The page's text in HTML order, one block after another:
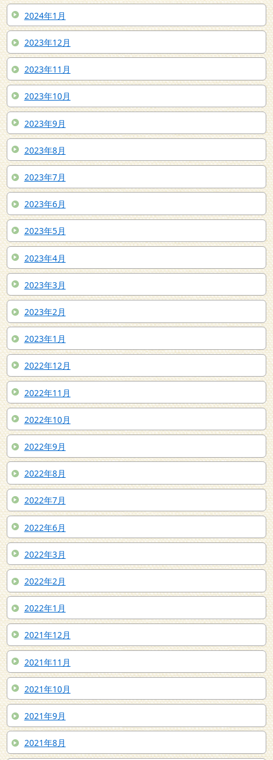
2024年1月
2023年12月
2023年11月
2023年10月
2023年9月
2023年8月
2023年7月
2023年6月
2023年5月
2023年4月
2023年3月
2023年2月
2023年1月
2022年12月
2022年11月
2022年10月
2022年9月
2022年8月
2022年7月
2022年6月
2022年3月
2022年2月
2022年1月
2021年12月
2021年11月
2021年10月
2021年9月
2021年8月